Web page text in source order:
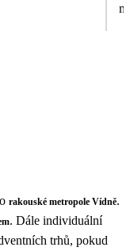
rakouské metropole Vídně.
. Dále individuální
trhů, pokud